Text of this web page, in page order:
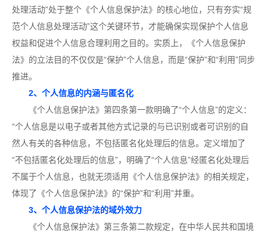
处理活动”处于整个《个人信息保护法》的核心地位，只有夯实“规
范个人信息处理活动”这个关键环节，才能确保实现保护个人信息
权益和促进个人信息合理利用之目的。实质上，《个人信息保护
法》的立法目的不仅仅是“保护”个人信息，而是“保护”和“利用”同步
推进。
2、个人信息的内涵与匿名化
《个人信息保护法》第四条第一款明确了“个人信息”的定义：
“个人信息是以电子或者其他方式记录的与已识别或者可识别的自
然人有关的各种信息，不包括匿名化处理后的信息。定义增加了
“不包括匿名化处理后的信息”，明确了“个人信息”经匿名化处理后
不属于个人信息，也就无须适用《个人信息保护法》的相关规定，
体现了《个人信息保护法》的“保护”和“利用”并重。
3、个人信息保护法的域外效力
《个人信息保护法》第三条第二款规定，在中华人民共和国境